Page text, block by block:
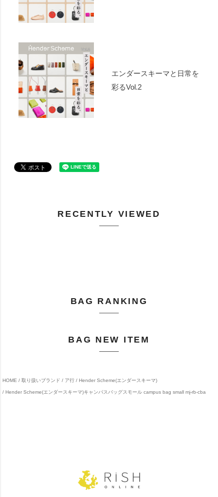
エンダースキーマと日常を
彩るVol.2
RECENTLY VIEWED
BAG RANKING
BAG NEW ITEM
HOME 取り扱いブランド ア行 Hender Scheme(エンダースキーマ)
Hender Scheme(エンダースキーマ)キャンパスバッグスモール campus bag small mj-rb-cba